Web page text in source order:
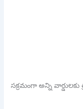
సక్రమంగా అన్ని వార్డులకు